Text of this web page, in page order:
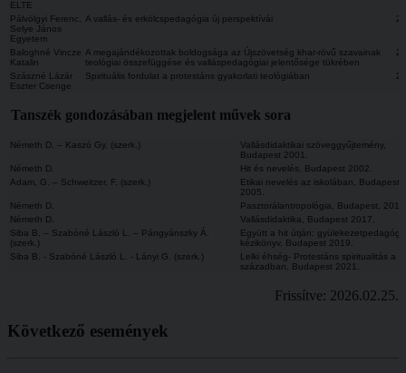
ELTE
Pálvölgyi Ferenc,
Selye János
Egyetem
A vallás- és erkölcspedagógia új perspektívái
Baloghné Vincze
Katalin
A megajándékozottak boldogsága az Újszövetség khar-rövű szavainak
teológiai összefüggése és valláspedagógiai jelentősége tükrében
Szászné Lázár
Eszter Csenge
Spirituális fordulat a protestáns gyakorlati teológiában
Tanszék gondozásában megjelent művek sora
Németh D. – Kaszó Gy. (szerk.)
Vallásdidaktikai szöveggyűjtemény,
Budapest 2001.
Németh D.
Hit és nevelés, Budapest 2002.
Adam, G. – Schweitzer, F. (szerk.)
Etikai nevelés az iskolában, Budapest
2005.
Németh D.
Pasztorálantropológia, Budapest,
Németh D.
Vallásdidaktika, Budapest 2017.
Siba B. – Szabóné László L. – Pángyánszky Á.
(szerk.)
Együtt a hit útján:
kézikönyv, Budapest 2019.
Siba B. - Szabóné László L. - Lányi G. (szerk.)
Lelki éhség- Protestáns spiritualitás a
században, Budapest 2021.
Frissítve: 2026.02.25.
Következő események